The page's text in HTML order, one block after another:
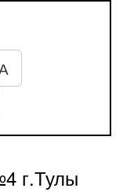
г.Тулы